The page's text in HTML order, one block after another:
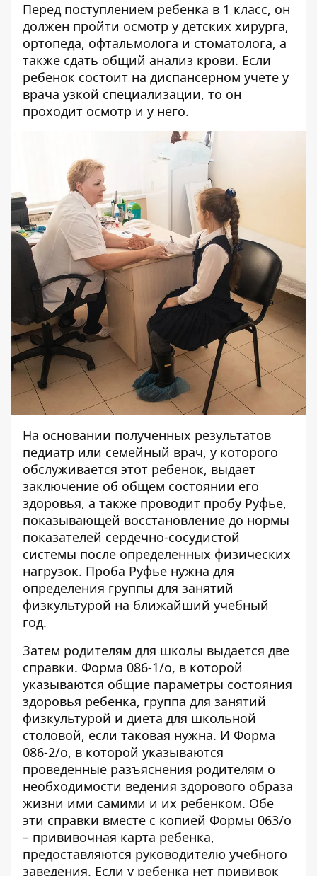
Перед поступлением ребенка в 1 класс, он
должен пройти осмотр у детских хирурга,
ортопеда, офтальмолога и стоматолога, а
также сдать общий анализ крови. Если
ребенок состоит на диспансерном учете у
врача узкой специализации, то он
проходит осмотр и у него.
На основании полученных результатов
педиатр или семейный врач, у которого
обслуживается этот ребенок, выдает
заключение об общем состоянии его
здоровья, а также проводит пробу Руфье,
показывающей восстановление до нормы
показателей сердечно-сосудистой
системы после определенных физических
нагрузок. Проба Руфье нужна для
определения группы для занятий
физкультурой на ближайший учебный
год.
Затем родителям для школы выдается две
справки. Форма 086-1/о, в которой
указываются общие параметры состояния
здоровья ребенка, группа для занятий
физкультурой и диета для школьной
столовой, если таковая нужна. И Форма
086-2/о, в которой указываются
проведенные разъяснения родителям о
необходимости ведения здорового образа
жизни ими самими и их ребенком. Обе
эти справки вместе с копией Формы 063/о
– прививочная карта ребенка,
предоставляются руководителю учебного
заведения. Если у ребенка нет прививок